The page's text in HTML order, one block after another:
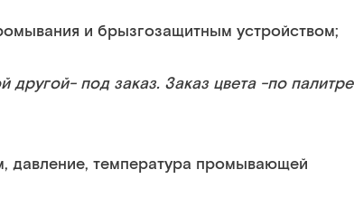
и брызгозащитным устройством;
под заказ. Заказ цвета -по палитре
давление, температура промывающей